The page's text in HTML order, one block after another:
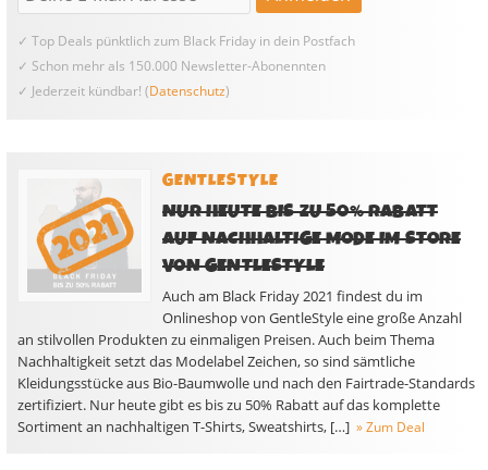
✓ Top Deals pünktlich zum Black Friday in dein Postfach
✓ Schon mehr als 150.000 Newsletter-Abonennten
✓ Jederzeit kündbar! (Datenschutz)
GENTLESTYLE
NUR HEUTE BIS ZU 50% RABATT
AUF NACHHALTIGE MODE IM STORE
VON GENTLESTYLE
Auch am Black Friday 2021 findest du im
Onlineshop von GentleStyle eine große Anzahl
an stilvollen Produkten zu einmaligen Preisen. Auch beim Thema
Nachhaltigkeit setzt das Modelabel Zeichen, so sind sämtliche
Kleidungsstücke aus Bio-Baumwolle und nach den Fairtrade-Standards
zertifiziert. Nur heute gibt es bis zu 50% Rabatt auf das komplette
Sortiment an nachhaltigen T-Shirts, Sweatshirts, […] » Zum Deal